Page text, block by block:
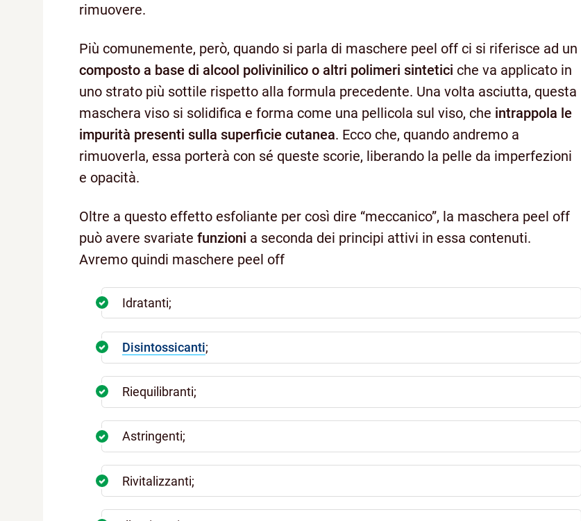
rimuovere.
Più comunemente, però, quando si parla di maschere peel off ci si riferisce ad un
composto a base di alcool polivinilico o altri polimeri sintetici che va applicato in
uno strato più sottile rispetto alla formula precedente. Una volta asciutta, questa
maschera viso si solidifica e forma come una pellicola sul viso, che intrappola le
impurità presenti sulla superficie cutanea. Ecco che, quando andremo a
rimuoverla, essa porterà con sé queste scorie, liberando la pelle da imperfezioni
e opacità.
Oltre a questo effetto esfoliante per così dire “meccanico”, la maschera peel off
può avere svariate funzioni a seconda dei principi attivi in essa contenuti.
Avremo quindi maschere peel off
Idratanti;
Disintossicanti;
Riequilibranti;
Astringenti;
Rivitalizzanti;